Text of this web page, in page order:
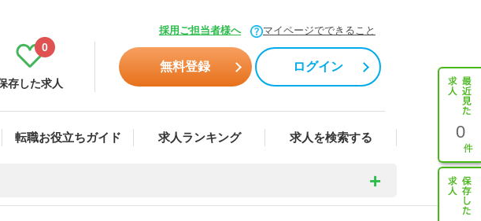
採用ご担当者様へ マイページでできること
存した求人
0
無料登録 ログイン
転職お役立ちガイド 求人ランキング 求人を検索する 0